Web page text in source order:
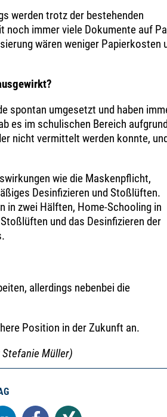
werden trotz der bestehenden
noch immer viele Dokumente auf
wären weniger Papierkosten
spontan umgesetzt und haben
es im schulischen Bereich
nicht vermittelt werden konnte,
wie die Maskenpflicht,
Desinfizieren und Stoßlüften.
in zwei Hälften, Home-Schooling in
und das Desinfizieren der
allerdings nebenbei die
Position in der Zukunft an.
Stefanie Müller)